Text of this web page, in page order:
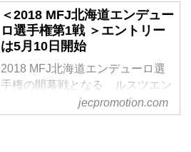
＜2018 MFJ北海道エンデュー
ロ選手権第1戦 ＞エントリー
は5月10日開始
2018 MFJ北海道エンデューロ選
手権の開幕戦となる ルスツエン
デューロ・春 が来る6月3日、ビ
ッグベアOH…
jecpromotion.com